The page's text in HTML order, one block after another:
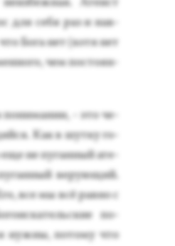
для се­бя раз и нав­
Бо­га нет (хо­тя нет
чем пос­то­ян­
по­нима­нии, - это че­
Как в шут­ку го­
не пу­ган­ный ате­
ве­ру­ющий.
все мы всё рав­но с
по­
нуж­ны, по­тому что